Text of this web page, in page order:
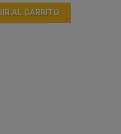
AL CARRITO